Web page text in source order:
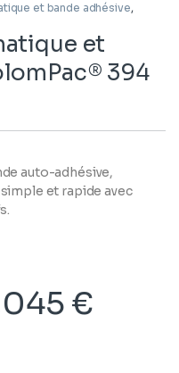
et bande adhésive,
et
394
auto-adhésive,
et rapide avec
€